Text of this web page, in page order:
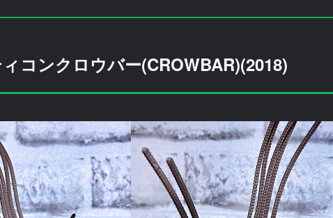
コンクロウバー(CROWBAR)(2018)